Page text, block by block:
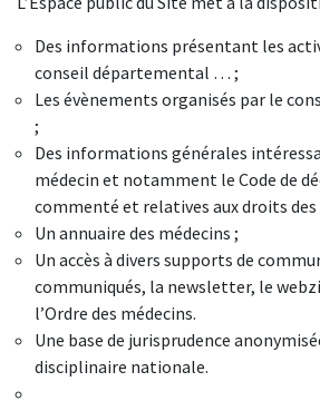
Des informations présentant les
conseil départemental … ;
Les évènements organisés par le
;
Des informations générales
médecin et notamment le Code de
commenté et relatives aux droits
Un annuaire des médecins ;
Un accès à divers supports de
communiqués, la newsletter, le
l’Ordre des médecins.
Une base de jurisprudence
disciplinaire nationale.